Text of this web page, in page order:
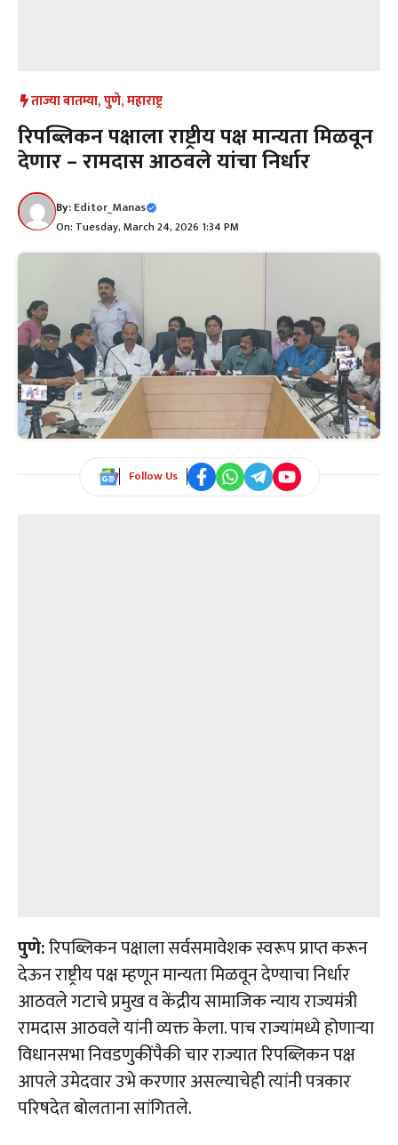
ताज्या बातम्या,पुणे,महाराष्ट्र
रिपब्लिकन पक्षाला राष्ट्रीय पक्ष मान्यता मिळवून
देणार – रामदास आठवले यांचा निर्धार
By:Editor_Manas
On: Tuesday, March 24, 2026 1:34 PM
Follow Us
पुणे:रिपब्लिकन पक्षाला सर्वसमावेशक स्वरूप प्राप्त करून
देऊन राष्ट्रीय पक्ष म्हणून मान्यता मिळवून देण्याचा निर्धार
आठवले गटाचे प्रमुख व केंद्रीय सामाजिक न्याय राज्यमंत्री
रामदास आठवले यांनी व्यक्त केला. पाच राज्यांमध्ये होणाऱ्या
विधानसभा निवडणुकींपैकी चार राज्यात रिपब्लिकन पक्ष
आपले उमेदवार उभे करणार असल्याचेही त्यांनी पत्रकार
परिषदेत बोलताना सांगितले.